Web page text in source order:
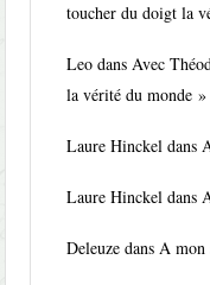
toucher du doigt la
Leo dansAvec
la vérité du monde »
Laure Hinckel dans
Laure Hinckel dans
Deleuze dansA mon